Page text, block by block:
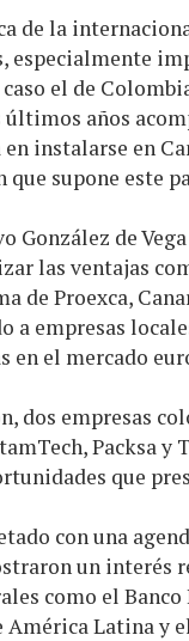
de la
especialmente
el de
años
instalarse en
supone este
González de
las ventajas
de Proexca,
a empresas
en el mercado
dos empresas
Packsa
que
con una
un interés
como el
Latina y